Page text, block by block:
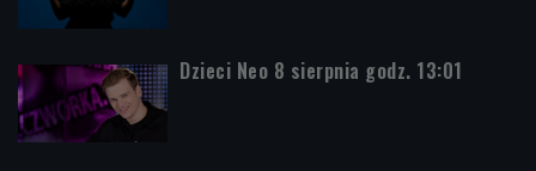
Dzieci Neo 8 sierpnia godz. 13:01